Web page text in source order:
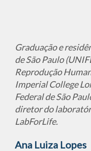
Graduação e
de São Paulo
Reprodução
Imperial College
Federal de São
diretor do
LabForLife.
Ana Luiza Lopes